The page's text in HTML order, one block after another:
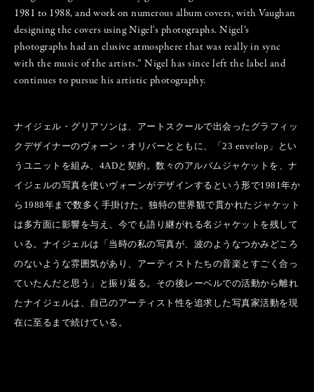
1981 to 1988, and work on numerous album covers, with Vaughan
designing the covers using Nigel's photographs. Nigel’s
photographs had an elusive atmosphere that was really in sync
with the music of the artists.” Nigel has since left the label and
continues to pursue his artistic photography.
ナイジェル・グリアソンは、アートスクールで出会ったグラフィッ
クデザイナーのヴォーン・オリバーとともに、「23 envelop」とい
うユニットを組み、4ADと契約。数々のアルバムジャケットを、ナ
イジェルの写真を使いヴォーンがデザインするという形で1981年か
ら1988年まで数多く手掛けた。独特の世界観で貫かれたジャケット
は多方面に影響を与え、今でも語り継がれる名ジャケットを残して
いる。ナイジェルは「当時の私の写真が、波のようなつかみどころ
のないような雰囲気があり、アーティストたちの音楽とすごく合っ
ていたんだと思う」と振り返る。その後レーベルでの活動から離れ
たナイジェルは、自己のアーティスト性を追求した写真家活動を現
在に至るまで続けている。